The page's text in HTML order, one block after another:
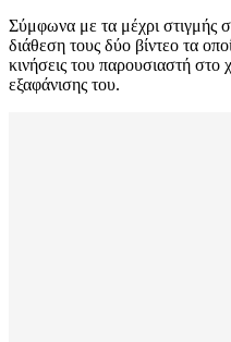
Σύμφωνα με τα μέχρι στιγμής
διάθεση τους δύο βίντεο τα
κινήσεις του παρουσιαστή
εξαφάνισης του.